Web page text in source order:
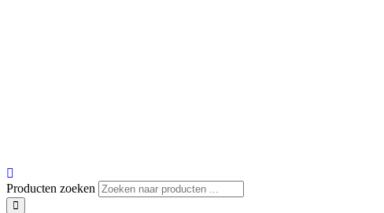
Producten zoeken